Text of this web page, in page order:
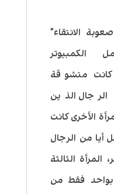
الانتقاء”
الكمبيوتر
كانت متشوقة
الذين
الأخرى كانت
أيا من الرجال
المرأة الثالثة
بواحد فقط من